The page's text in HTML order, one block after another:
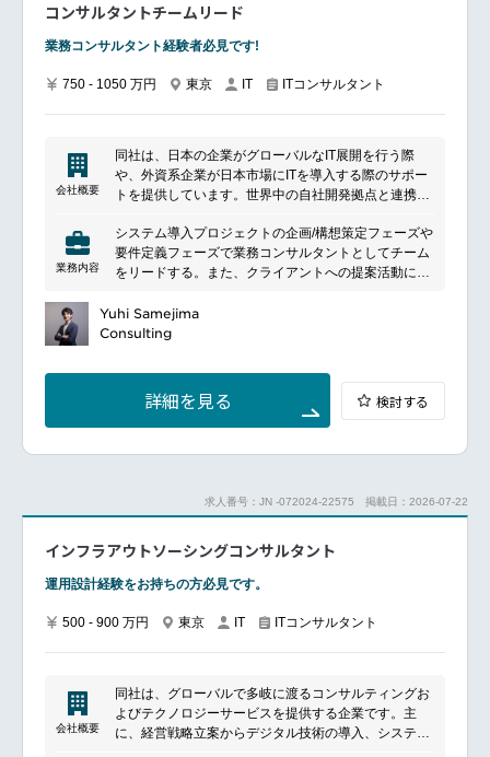
ートしますが、将来的にご自身で主体的にコミュニケ
めます。
コンサルタントチームリード
業務コンサルタント経験者必見です!
750 - 1050 万円 東京 IT ITコンサルタント
会社概要
同社は、日本の企業がグローバルなIT展開を行う際
や、外資系企業が日本市場にITを導入する際のサポー
トを提供しています。世界中の自社開発拠点と連携
Serviceを強みとしています。日系多国籍企業や日本
進出を目指す外資系企業のビジネスを支援するGlobal
SIerとして、中国、欧州、インドに現地拠点を展開し
テム開発やパッケージ導入、運用・保守などのSIサー
ビス、そして業界特化型のアプリケーションやIoTサ
業務内容
システム導入プロジェクトの企画/構想策定フェーズや
要件定義フェーズで業務コンサルタントとしてチーム
をリードする。また、クライアントへの提案活動にお
レゼンテーションを実施する。（チーム規模：～10
名）
外部ベンダーとの連携・管理
クライアント、各関係者との折衝
部下育成、チームマネージメント
Yuhi Samejima
Consulting
詳細を見る 検討する
求人番号：JN -072024-22575 掲載日：2026-07-22
インフラアウトソーシングコンサルタント
運用設計経験をお持ちの方必見です。
500 - 900 万円 東京 IT ITコンサルタント
会社概要
同社は、グローバルで多岐に渡るコンサルティングお
よびテクノロジーサービスを提供する企業です。主
に、経営戦略立案からデジタル技術の導入、システム